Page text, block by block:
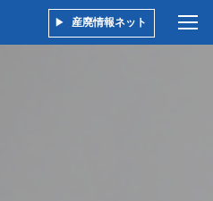
産廃情報ネット